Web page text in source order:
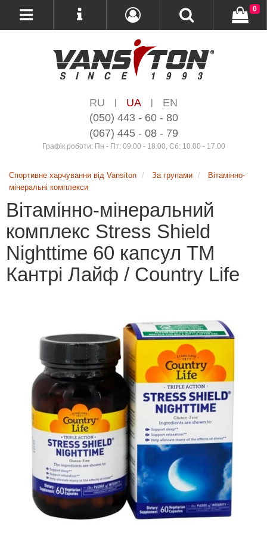
RU | UA |
EN
(050) 443 - 60 - 80
(067) 445 - 08 - 79
Графік роботи: Пн - Пт: 09.00 - 18.00, Сб: 10.00 - 17.00
0
Спортивне харчування від Vansiton За групами
Вітамінно-
мінеральні комплекси
Вітамінно-мінеральний
комплекс Stress Shield
Nighttime 60 капсул ТМ
Кантрі Лайф / Country Life